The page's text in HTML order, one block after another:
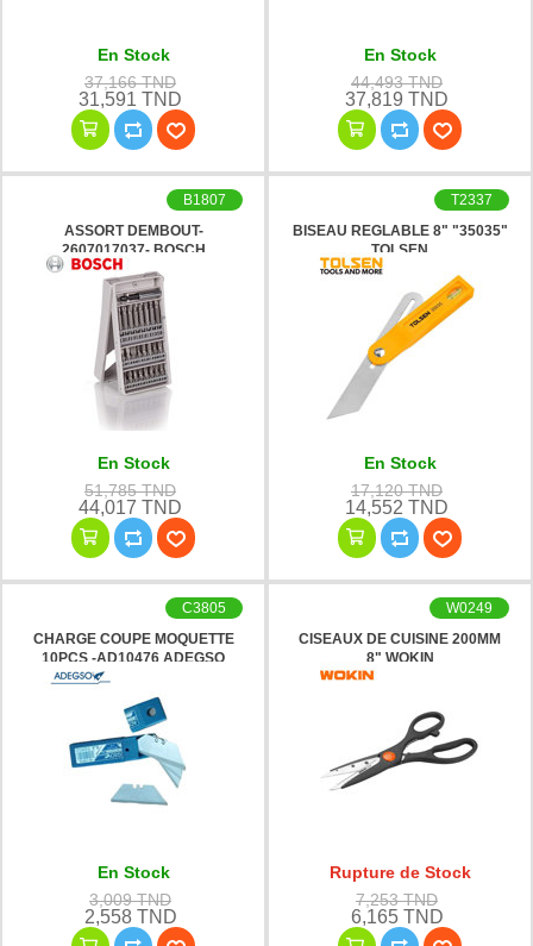
En Stock
37,166 TND
31,591 TND
En Stock
44,493 TND
37,819 TND
ASSORT DEMBOUT-
2607017037- BOSCH
B1807
En Stock
51,785 TND
44,017 TND
BISEAU REGLABLE 8" "35035"
TOLSEN
T2337
En Stock
17,120 TND
14,552 TND
CHARGE COUPE MOQUETTE
10PCS -AD10476 ADEGSO
C3805
En Stock
3,009 TND
2,558 TND
CISEAUX DE CUISINE 200MM
8" WOKIN
W0249
Rupture de Stock
7,253 TND
6,165 TND